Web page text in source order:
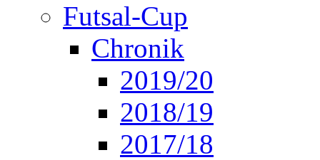
Futsal-Cup
Chronik
2019/20
2018/19
2017/18